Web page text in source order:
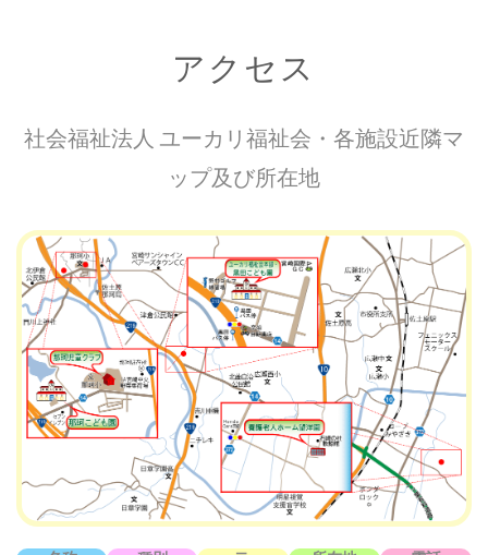
アクセス
社会福祉法人 ユーカリ福祉会・各施設近隣マ
ップ及び所在地